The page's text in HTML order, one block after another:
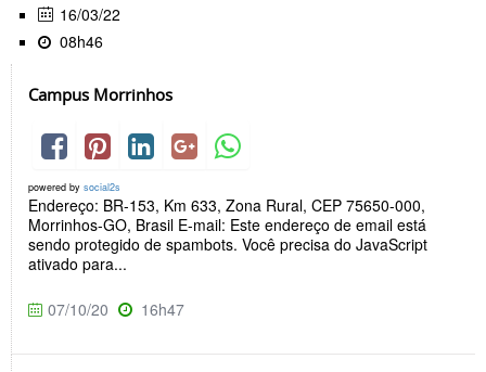
16/03/22
08h46
Campus Morrinhos
powered by social2s
Endereço: BR-153, Km 633, Zona Rural, CEP 75650-000,
Morrinhos-GO, Brasil E-mail: Este endereço de email está
sendo protegido de spambots. Você precisa do JavaScript
ativado para...
07/10/20 16h47